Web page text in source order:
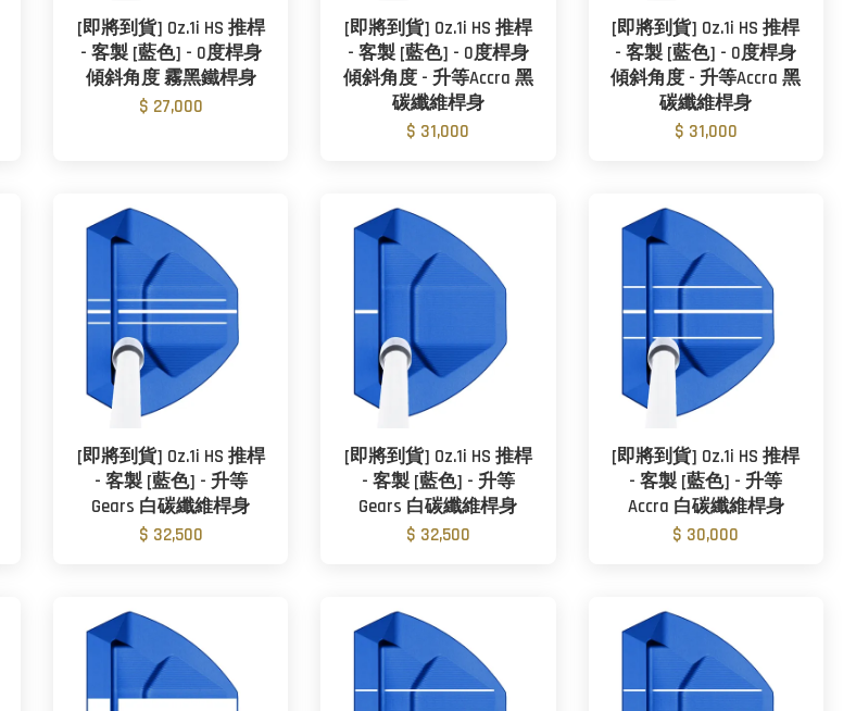
[即將到貨] Oz.1i HS 推桿
- 客製 [藍色] - 0度桿身
傾斜角度 霧黑鐵桿身
$ 27,000
[即將到貨] Oz.1i HS 推桿
- 客製 [藍色] - 0度桿身
傾斜角度 - 升等Accra 黑
碳纖維桿身
$ 31,000
[即將到貨] Oz.1i HS 推桿
- 客製 [藍色] - 0度桿身
傾斜角度 - 升等Accra 黑
碳纖維桿身
$ 31,000
[即將到貨] Oz.1i HS 推桿
- 客製 [藍色] - 升等
Gears 白碳纖維桿身
$ 32,500
[即將到貨] Oz.1i HS 推桿
- 客製 [藍色] - 升等
Gears 白碳纖維桿身
$ 32,500
[即將到貨] Oz.1i HS 推桿
- 客製 [藍色] - 升等
Accra 白碳纖維桿身
$ 30,000